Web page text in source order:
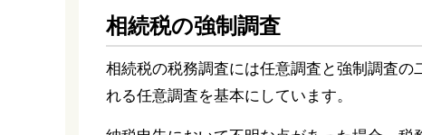
相続税の強制調査
相続税の税務調査には任意調査と強制調査
れる任意調査を基本にしています。